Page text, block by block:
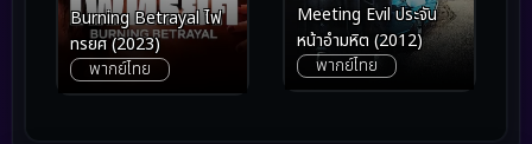
Burning Betrayal ไฟ
ทรยศ (2023)
พากย์ไทย
Meeting Evil ประจัน
หน้าอำมหิต (2012)
พากย์ไทย